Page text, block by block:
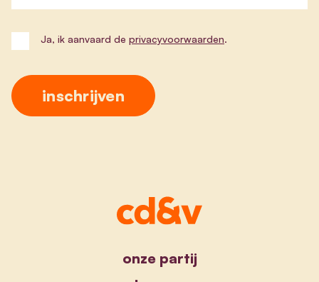
Ja, ik aanvaard de privacyvoorwaarden.
onze partij